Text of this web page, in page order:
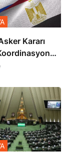
Asker Kararı